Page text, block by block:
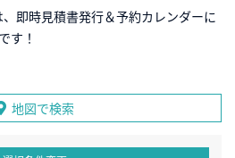
即時見積書発行＆予約カレンダーに
す！
地図で検索